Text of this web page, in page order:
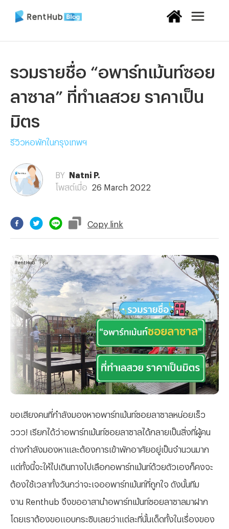
รวมรายชื่อ “อพาร์ทเม้นท์ซอย
ลาซาล” ที่ทำเลสวย ราคาเป็น
มิตร
รีวิวหอพักในกรุงเทพฯ
BY
Natni P.
โพสต์เมื่อ
26 March 2022
Copy link
ขอเสียงคนที่กำลังมองหาอพาร์ทเม้นท์ซอยลาซาลหน่อยเร็ว
ววว! เรียกได้ว่าอพาร์ทเม้นท์ซอยลาซาลได้กลายเป็นสิ่งที่ผู้คน
ต่างกำลังมองหาและต้องการเข้าพักอาศัยอยู่เป็นจำนวนมาก
แต่ทั้งนี้จะให้ไปเดินทางไปเลือกอพาร์ทเม้นท์ด้วยตัวเองก็คงจะ
ต้องใช้เวลาทั้งวันกว่าจะเจออพาร์ทเม้นท์ที่ถูกใจ ดังนั้นทีม
งาน Renthub จึงขออาสานำอพาร์ทเม้นท์ซอยลาซาลมาฝาก
โดยเราต้องขอแอบกระซิบเลยว่าแต่ละที่นั้นเด็ดทั้งในเรื่องของ